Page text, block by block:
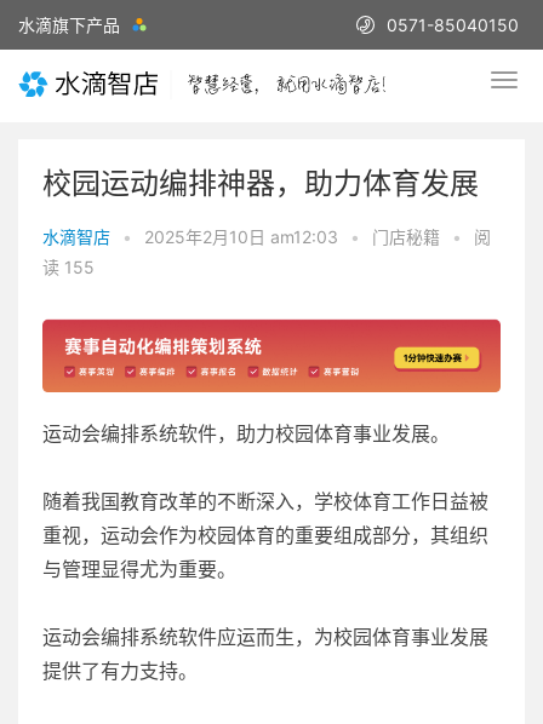
水滴旗下产品 0571-85040150
校园运动编排神器，助力体育发展
水滴智店 • 2025年2月10日 am12:03 • 门店秘籍 •
阅
读 155
运动会编排系统软件，助力校园体育事业发展。
随着我国教育改革的不断深入，学校体育工作日益被
重视，运动会作为校园体育的重要组成部分，其组织
与管理显得尤为重要。
运动会编排系统软件应运而生，为校园体育事业发展
提供了有力支持。